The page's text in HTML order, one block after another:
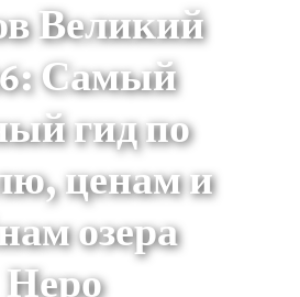
Великий
Самый
гид по
ценам и
озера
Неро